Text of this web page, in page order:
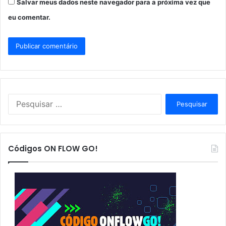
Salvar meus dados neste navegador para a próxima vez que
eu comentar.
s
a
p
o
r
Códigos ON FLOW GO!